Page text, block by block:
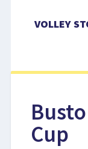
VOLLEY
Cup